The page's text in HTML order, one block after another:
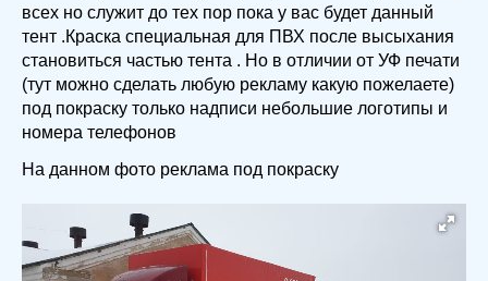
всех но служит до тех пор пока у вас будет данный
тент .Краска специальная для ПВХ после высыхания
становиться частью тента . Но в отличии от УФ печати
(тут можно сделать любую рекламу какую пожелаете)
под покраску только надписи небольшие логотипы и
номера телефонов
На данном фото реклама под покраску